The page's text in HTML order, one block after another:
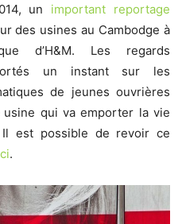
un important reportage
des usines au Cambodge à
d’H&M. Les regards
un instant sur les
de jeunes ouvrières
usine qui va emporter la vie
Il est possible de revoir ce
.